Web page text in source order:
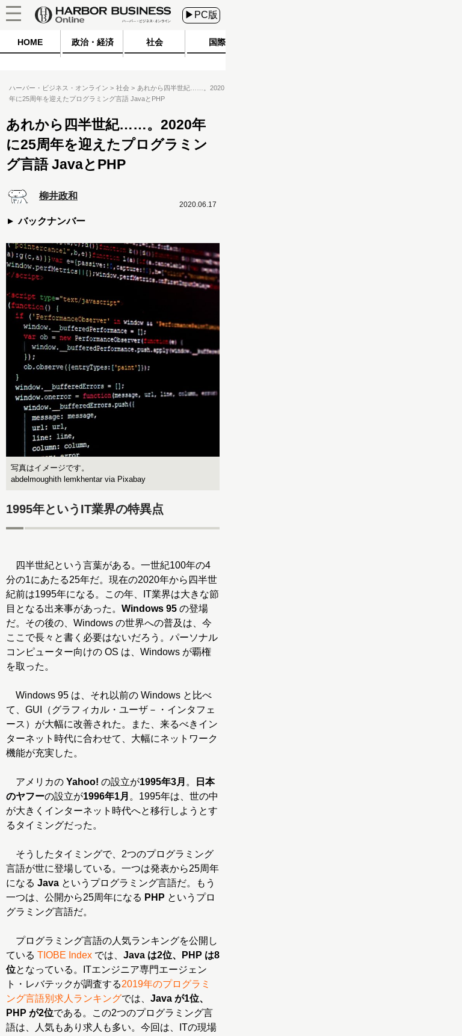
▶PC版
HOME 政治・経済 社会 国際
ハーバー・ビジネス・オンライン 社会
あれから四半世紀……。2020
年に25周年を迎えたプログラミング言語 JavaとPHP
あれから四半世紀……。2020年
に25周年を迎えたプログラミン
グ言語 JavaとPHP
柳井政和
バックナンバー
2020.06.17
写真はイメージです。
abdelmoughith lemkhentar via Pixabay
1995年というIT業界の特異点
四半世紀という言葉がある。一世紀100年の4
分の1にあたる25年だ。現在の2020年から四半世
紀前は1995年になる。この年、IT業界は大きな節
目となる出来事があった。 Windows 95 の登場
だ。その後の、Windows の世界への普及は、今
ここで長々と書く必要はないだろう。パーソナル
コンピューター向けの OS は、Windows が覇権
を取った。
Windows 95 は、それ以前の Windows と比べ
て、GUI（グラフィカル・ユーザ－・インタフェ
ース）が大幅に改善された。また、来るべきイン
ターネット時代に合わせて、大幅にネットワーク
機能が充実した。
アメリカの Yahoo! の設立が1995年3月 。
日本
のヤフーの設立が1996年1月 。1995年は、世の中
が大きくインターネット時代へと移行しようとす
るタイミングだった。
そうしたタイミングで、2つのプログラミング
言語が世に登場している。一つは発表から25周年
になる Java というプログラミング言語だ。もう
一つは、公開から25周年になる PHP というプロ
グラミング言語だ。
プログラミング言語の人気ランキングを公開し
ている TIOBE Index では、 Java は2位、PHP は8
位となっている。ITエンジニア専門エージェン
ト・レバテックが調査する2019年のプログラミ
ング言語別求人ランキングでは、 Java が1位、
PHP が2位である。この2つのプログラミング言
語は、人気もあり求人も多い。今回は、ITの現場